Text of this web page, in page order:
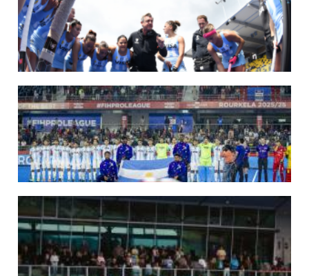
Del 15 al 30 de agosto disputarán el Mundial en Países Bajos y Bélgica.
LEER MÁS
09/07/2026
MUNDIAL 2026: LAS LEONAS CONVOCADAS POR FERNANDO F...
Del 15 al 30 de agosto disputarán el Mundial 2026 en Países Bajos y Bélgica.
LEER MÁS
29/05/2026
LOS LEONES CONVOCADOS PARA LA VENTANA EUROPEA DE P...
En junio, el seleccionado nacional disputará las últimas dos ventanas de Pro
League 2025-26 en Inglaterra y Alemania.
LEER MÁS